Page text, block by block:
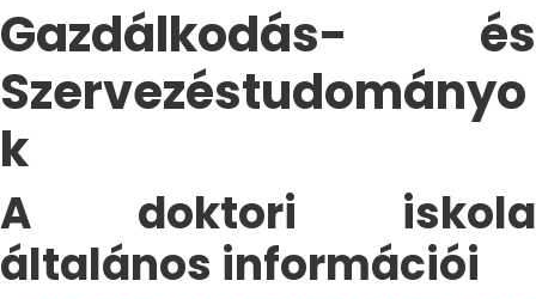
Gazdálkodás- és
Szervezéstudományo
k
A doktori iskola
általános információi